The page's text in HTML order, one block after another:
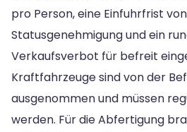
pro Person, eine Einfuhrfrist
Statusgenehmigung und ein
Verkaufsverbot für befreit
Kraftfahrzeuge sind von der
ausgenommen und müssen
werden. Für die Abfertigung